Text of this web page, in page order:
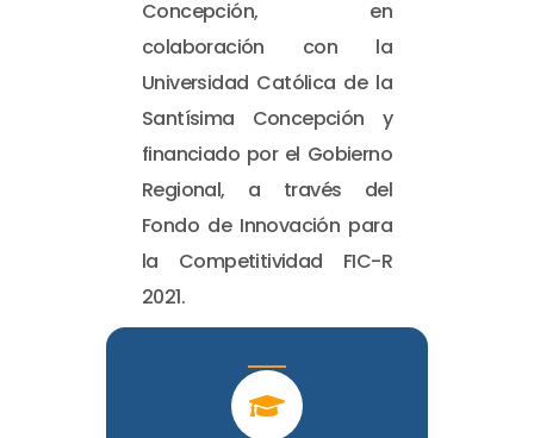
Concepción, en
colaboración con la
Universidad Católica de la
Santísima Concepción y
financiado por el Gobierno
Regional, a través del
Fondo de Innovación para
la Competitividad FIC-R
2021.